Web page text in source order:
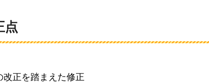
点
正を踏まえた修正